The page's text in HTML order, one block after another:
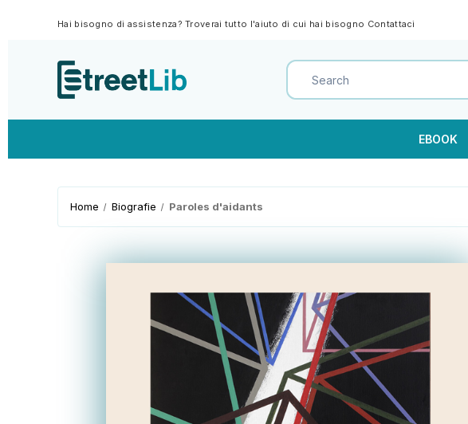
Hai bisogno di assistenza? Troverai tutto l'aiuto di cui hai bisogno Contattaci
EBOOK
Home Biografie Paroles d'aidants